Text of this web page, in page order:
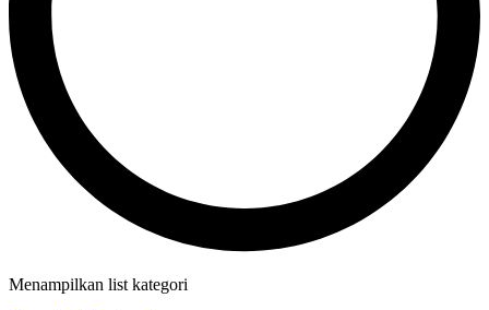
Menampilkan list kategori